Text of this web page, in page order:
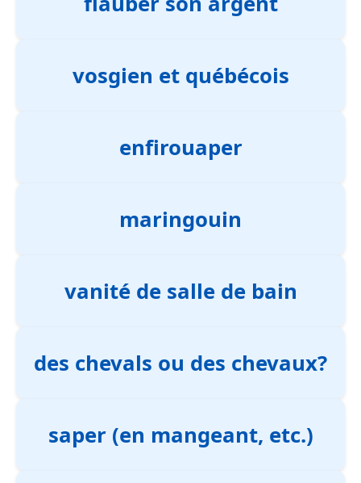
vosgien et québécois
enfirouaper
maringouin
vanité de salle de bain
des chevals ou des chevaux?
saper (en mangeant, etc.)